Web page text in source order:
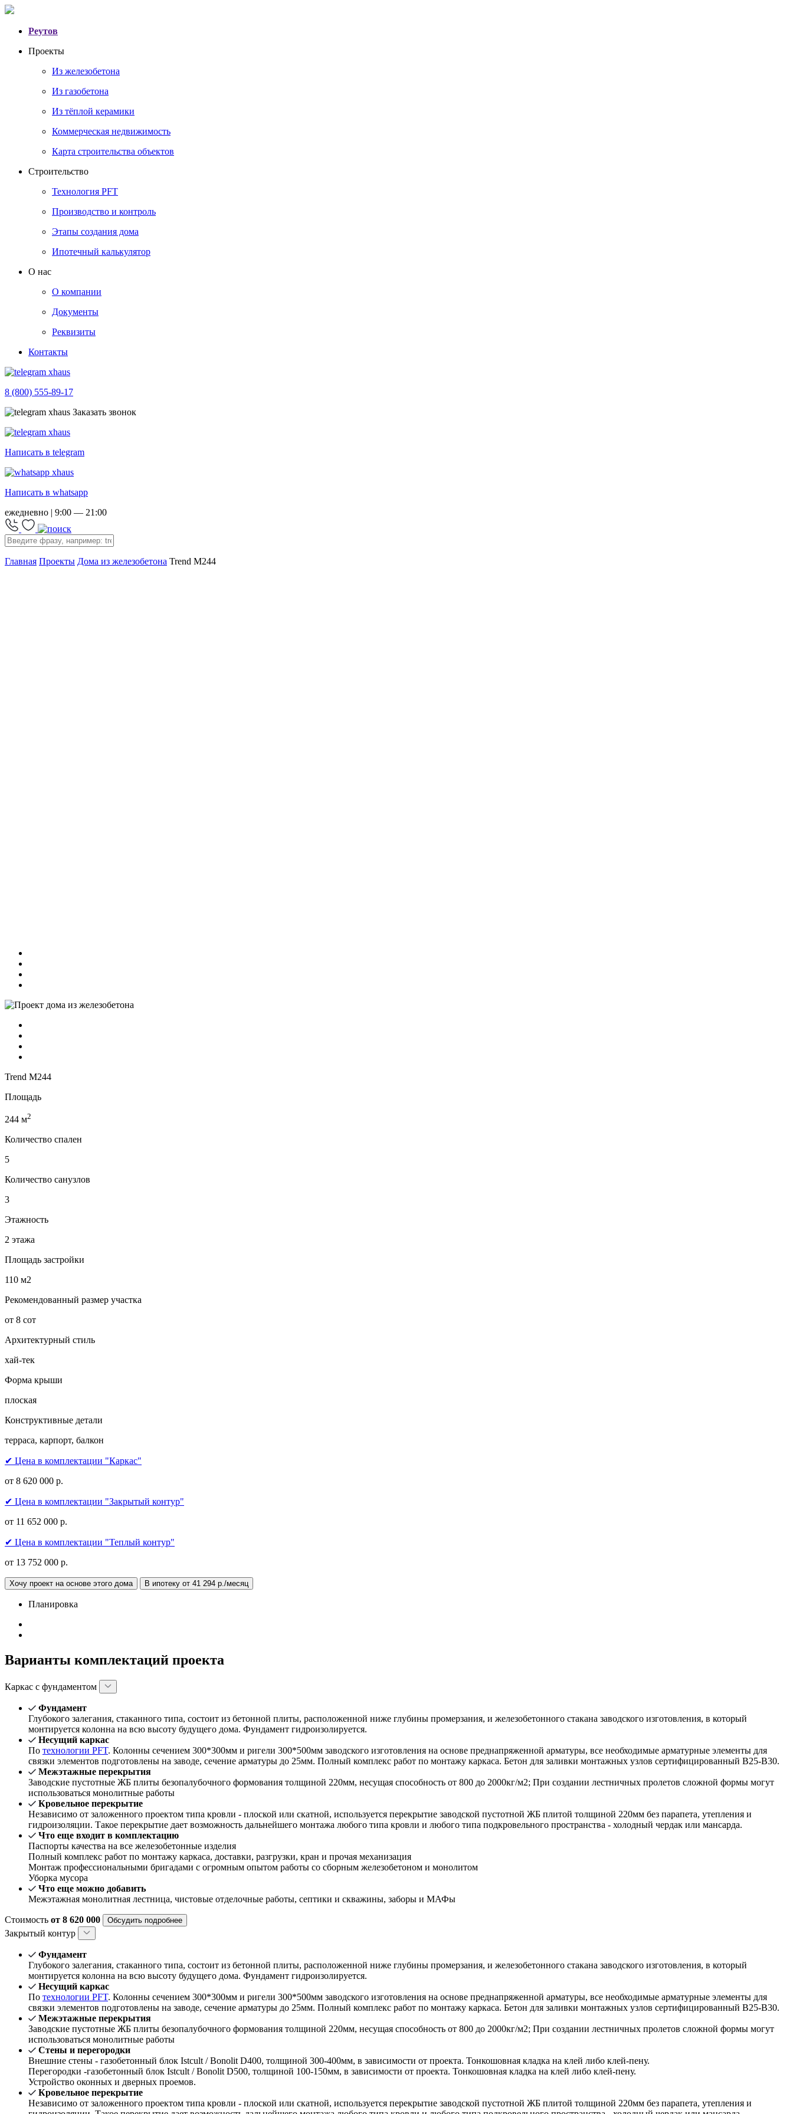
Реутов
Проекты
Из железобетона
Из газобетона
Из тёплой керамики
Коммерческая недвижимость
Карта строительства объектов
Строительство
Технология PFT
Производство и контроль
Этапы создания дома
Ипотечный калькулятор
О нас
О компании
Документы
Реквизиты
Контакты
8 (800) 555-89-17
Заказать звонок
Написать в telegram
Написать в whatsapp
ежедневно | 9:00 — 21:00
Главная Проекты Дома из железобетона Trend M244
Trend M244
Площадь
244 м2
Количество спален
5
Количество санузлов
3
Этажность
2 этажа
Площадь застройки
110 м2
Рекомендованный размер участка
от 8 сот
Архитектурный стиль
хай-тек
Форма крыши
плоская
Конструктивные детали
терраса, карпорт, балкон
✔ Цена в комплектации "Каркас"
от 8 620 000 р.
✔ Цена в комплектации "Закрытый контур"
от 11 652 000 р.
✔ Цена в комплектации "Теплый контур"
от 13 752 000 р.
Хочу проект на основе этого дома В ипотеку от 41 294 р./месяц
Планировка
Варианты комплектаций проекта
Каркас с фундаментом
Фундамент
Глубокого залегания, стаканного типа, состоит из бетонной плиты, расположенной ниже глубины промерзания, и железобетонного стакана заводского изготовления, в который
монтируется колонна на всю высоту будущего дома. Фундамент гидроизолируется.
Несущий каркас
По технологии PFT. Колонны сечением 300*300мм и ригели 300*500мм заводского изготовления на основе преднапряженной арматуры, все необходимые арматурные элементы для
связки элементов подготовлены на заводе, сечение арматуры до 25мм. Полный комплекс работ по монтажу каркаса. Бетон для заливки монтажных узлов сертифицированный В25-В30.
Межэтажные перекрытия
Заводские пустотные ЖБ плиты безопалубочного формования толщиной 220мм, несущая способность от 800 до 2000кг/м2; При создании лестничных пролетов сложной формы могут
использоваться монолитные работы
Кровельное перекрытие
Независимо от заложенного проектом типа кровли - плоской или скатной, используется перекрытие заводской пустотной ЖБ плитой толщиной 220мм без парапета, утепления и
гидроизоляции. Такое перекрытие дает возможность дальнейшего монтажа любого типа кровли и любого типа подкровельного пространства - холодный чердак или мансарда.
Что еще входит в комплектацию
Паспорты качества на все железобетонные изделия
Полный комплекс работ по монтажу каркаса, доставки, разгрузки, кран и прочая механизация
Монтаж профессиональными бригадами с огромным опытом работы со сборным железобетоном и монолитом
Уборка мусора
Что еще можно добавить
Межэтажная монолитная лестница, чистовые отделочные работы, септики и скважины, заборы и МАФы
Стоимость от 8 620 000 Обсудить подробнее
Закрытый контур
Фундамент
Глубокого залегания, стаканного типа, состоит из бетонной плиты, расположенной ниже глубины промерзания, и железобетонного стакана заводского изготовления, в который
монтируется колонна на всю высоту будущего дома. Фундамент гидроизолируется.
Несущий каркас
По технологии PFT. Колонны сечением 300*300мм и ригели 300*500мм заводского изготовления на основе преднапряженной арматуры, все необходимые арматурные элементы для
связки элементов подготовлены на заводе, сечение арматуры до 25мм. Полный комплекс работ по монтажу каркаса. Бетон для заливки монтажных узлов сертифицированный В25-В30.
Межэтажные перекрытия
Заводские пустотные ЖБ плиты безопалубочного формования толщиной 220мм, несущая способность от 800 до 2000кг/м2; При создании лестничных пролетов сложной формы могут
использоваться монолитные работы
Стены и перегородки
Внешние стены - газобетонный блок Istcult / Bonolit D400, толщиной 300-400мм, в зависимости от проекта. Тонкошовная кладка на клей либо клей-пену.
Перегородки -газобетонный блок Istcult / Bonolit D500, толщиной 100-150мм, в зависимости от проекта. Тонкошовная кладка на клей либо клей-пену.
Устройство оконных и дверных проемов.
Кровельное перекрытие
Независимо от заложенного проектом типа кровли - плоской или скатной, используется перекрытие заводской пустотной ЖБ плитой толщиной 220мм без парапета, утепления и